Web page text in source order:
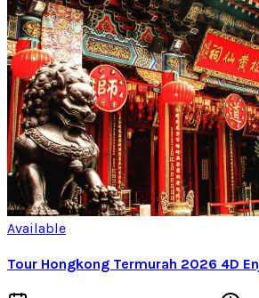
Available
Tour Hongkong Termurah 2026 4D